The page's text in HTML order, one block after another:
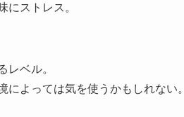
にストレス。
レベル。
よっては気を使うかもしれない。